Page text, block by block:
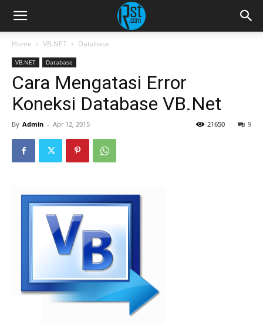
Home VB.NET Database
VB.NET Database
Cara Mengatasi Error
Koneksi Database VB.Net
By Admin - Apr 12, 2015 9
21650